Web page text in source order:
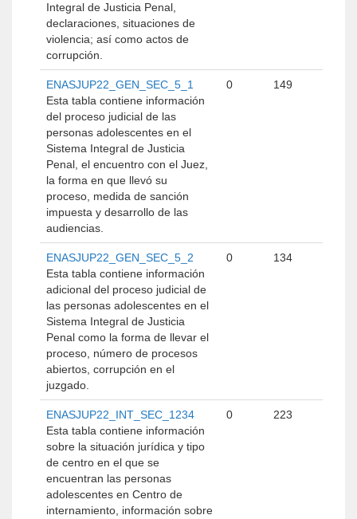
Integral de Justicia Penal,
declaraciones, situaciones de
violencia; así como actos de
corrupción.
ENASJUP22_GEN_SEC_5_1
Esta tabla contiene información
del proceso judicial de las
personas adolescentes en el
Sistema Integral de Justicia
Penal, el encuentro con el Juez,
la forma en que llevó su
proceso, medida de sanción
impuesta y desarrollo de las
audiencias.
0 149
ENASJUP22_GEN_SEC_5_2
Esta tabla contiene información
adicional del proceso judicial de
las personas adolescentes en el
Sistema Integral de Justicia
Penal como la forma de llevar el
proceso, número de procesos
abiertos, corrupción en el
juzgado.
0 134
ENASJUP22_INT_SEC_1234
Esta tabla contiene información
sobre la situación jurídica y tipo
de centro en el que se
encuentran las personas
adolescentes en Centro de
internamiento, información sobre
0 223